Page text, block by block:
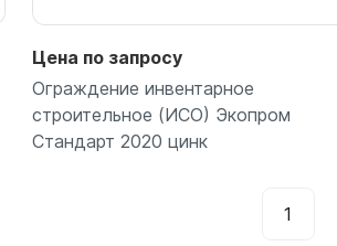
Цена по запросу
Ограждение инвентарное
строительное (ИСО) Экопром
Стандарт 2020 цинк
1